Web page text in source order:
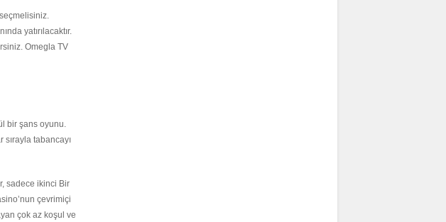
yatırılacaktır.
Omegla TV
bir şans oyunu.
tabancayı
sadece ikinci Bir
çevrimiçi
çok az koşul ve